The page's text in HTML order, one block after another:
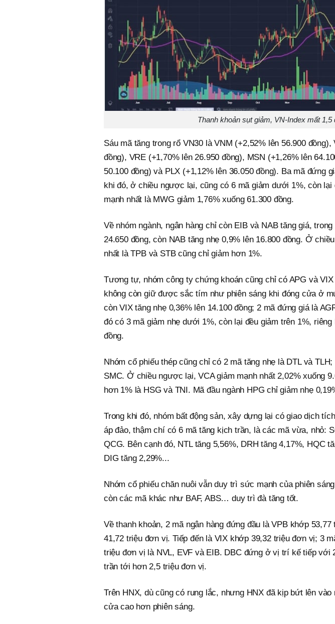
Thanh khoản sụt giảm, VN-Index mất 1,5
Sáu mã tăng trong rổ VN30 là VNM (+2,52% lên 56.900
đồng), VRE (+1,70% lên 26.950 đồng), MSN (+1,26% lên
50.100 đồng) và PLX (+1,12% lên 36.050 đồng). Ba mã đứng
khi đó, ở chiều ngược lại, cũng có 6 mã giảm dưới 1%, còn lại
mạnh nhất là MWG giảm 1,76% xuống 61.300 đồng.
Về nhóm ngành, ngân hàng chỉ còn EIB và NAB tăng giá,
24.650 đồng, còn NAB tăng nhẹ 0,9% lên 16.800 đồng. Ở
nhất là TPB và STB cũng chỉ giảm hơn 1%.
Tương tự, nhóm công ty chứng khoán cũng chỉ có APG và
không còn giữ được sắc tím như phiên sáng khi đóng cửa ở
còn VIX tăng nhẹ 0,36% lên 14.100 đồng; 2 mã đứng giá là
đó có 3 mã giảm nhẹ dưới 1%, còn lại đều giảm trên 1%,
đồng.
Nhóm cổ phiếu thép cũng chỉ có 2 mã tăng nhẹ là DTL và
SMC. Ở chiều ngược lại, VCA giảm mạnh nhất 2,02% xuống
hơn 1% là HSG và TNI. Mã đầu ngành HPG chỉ giảm nhẹ
Trong khi đó, nhóm bất động sản, xây dựng lại có giao dịch
áp đảo, thậm chí có 6 mã tăng kịch trần, là các mã vừa, nhỏ:
QCG. Bên cạnh đó, NTL tăng 5,56%, DRH tăng 4,17%, HQC
DIG tăng 2,29%...
Nhóm cổ phiếu chăn nuôi vẫn duy trì sức mạnh của phiên
còn các mã khác như BAF, ABS… duy trì đà tăng tốt.
Về thanh khoản, 2 mã ngân hàng đứng đầu là VPB khớp
41,72 triệu đơn vị. Tiếp đến là VIX khớp 39,32 triệu đơn vị; 3
triệu đơn vị là NVL, EVF và EIB. DBC đứng ở vị trí kế tiếp với
trần tới hơn 2,5 triệu đơn vị.
Trên HNX, dù cũng có rung lắc, nhưng HNX đã kịp bứt lên vào
cửa cao hơn phiên sáng.